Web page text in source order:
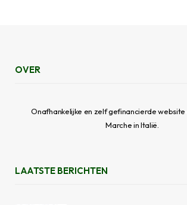
OVER
Onafhankelijke en zelf gefinancierde
Marche in Italië.
LAATSTE BERICHTEN